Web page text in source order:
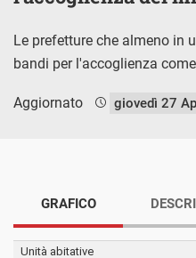
Le prefetture che almeno in
bandi per l'accoglienza
Aggiornato giovedì 27
GRAFICO